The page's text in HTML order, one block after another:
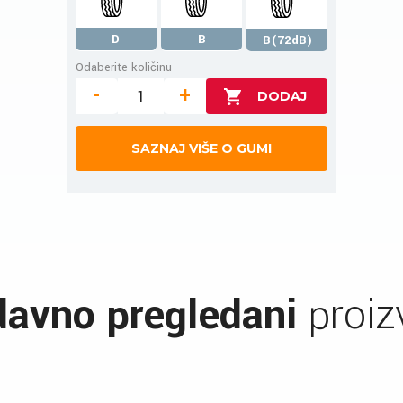
D B
B(72dB)
Odaberite količinu
- +
SAZNAJ VIŠE O GUMI
pregledani